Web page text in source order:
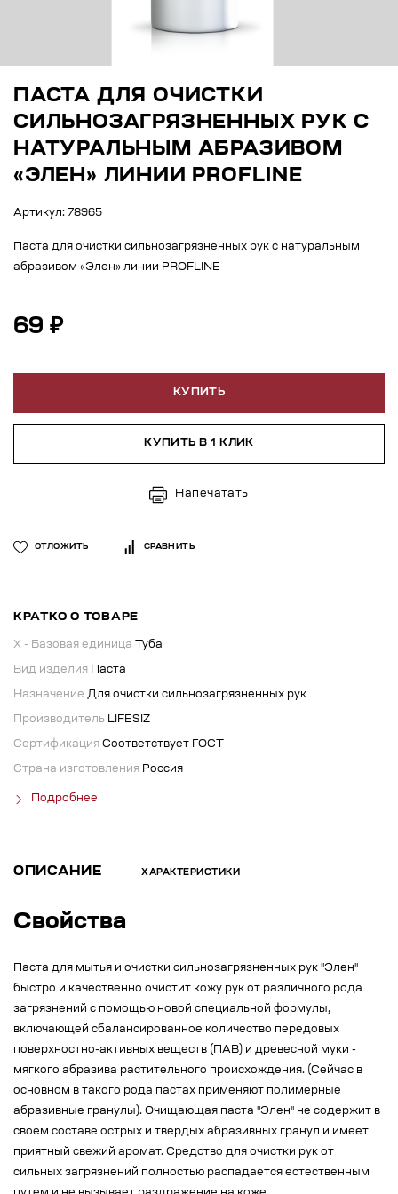
ПАСТА ДЛЯ ОЧИСТКИ
СИЛЬНОЗАГРЯЗНЕННЫХ РУК С
НАТУРАЛЬНЫМ АБРАЗИВОМ
«ЭЛЕН» ЛИНИИ PROFLINE
Артикул: 78965
Паста для очистки сильнозагрязненных рук с натуральным
абразивом «Элен» линии PROFLINE
69 ₽
КУПИТЬ
КУПИТЬ В 1 КЛИК
Напечатать
ОТЛОЖИТЬ СРАВНИТЬ
КРАТКО О ТОВАРЕ
X - Базовая единица Туба
Вид изделия Паста
Назначение Для очистки сильнозагрязненных рук
Производитель LIFESIZ
Сертификация Соответствует ГОСТ
Страна изготовления Россия
Подробнее
ОПИСАНИЕ ХАРАКТЕРИСТИКИ
Свойства
Паста для мытья и очистки сильнозагрязненных рук "Элен"
быстро и качественно очистит кожу рук от различного рода
загрязнений с помощью новой специальной формулы,
включающей сбалансированное количество передовых
поверхностно-активных веществ (ПАВ) и древесной муки -
мягкого абразива растительного происхождения. (Сейчас в
основном в такого рода пастах применяют полимерные
абразивные гранулы). Очищающая паста "Элен" не содержит в
своем составе острых и твердых абразивных гранул и имеет
приятный свежий аромат. Средство для очистки рук от
сильных загрязнений полностью распадается естественным